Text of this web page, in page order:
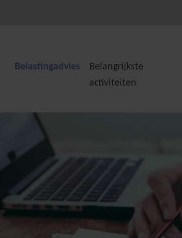
Belastingadvies
Belangrijkste
activiteiten